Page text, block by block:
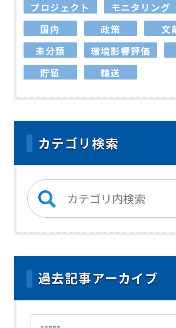
プロジェクト
モニタリング
国内
政策
文
未分類
環境影響評価
貯留
輸送
カテゴリ検索
過去記事アーカイブ